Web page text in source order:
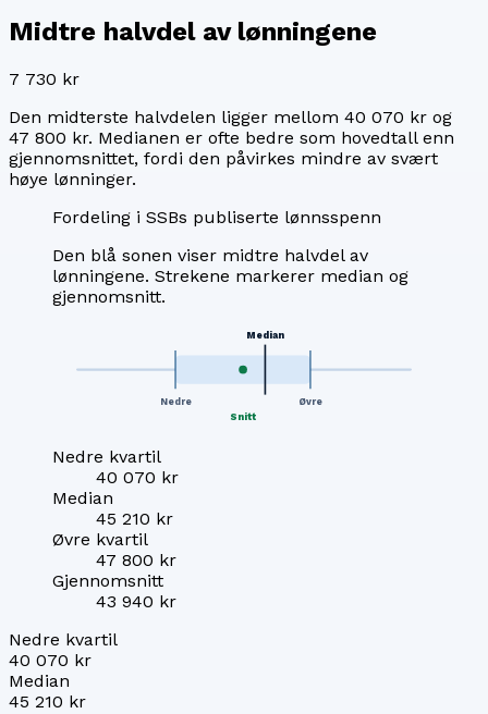
Midtre halvdel av lønningene
7 730 kr
Den midterste halvdelen ligger mellom 40 070 kr og
47 800 kr. Medianen er ofte bedre som hovedtall enn
gjennomsnittet, fordi den påvirkes mindre av svært
høye lønninger.
Fordeling i SSBs publiserte lønnsspenn
Den blå sonen viser midtre halvdel av
lønningene. Strekene markerer median og
gjennomsnitt.
Nedre
Median
Øvre
Snitt
Nedre kvartil
40 070 kr
Median
45 210 kr
Øvre kvartil
47 800 kr
Gjennomsnitt
43 940 kr
Nedre kvartil
40 070 kr
Median
45 210 kr